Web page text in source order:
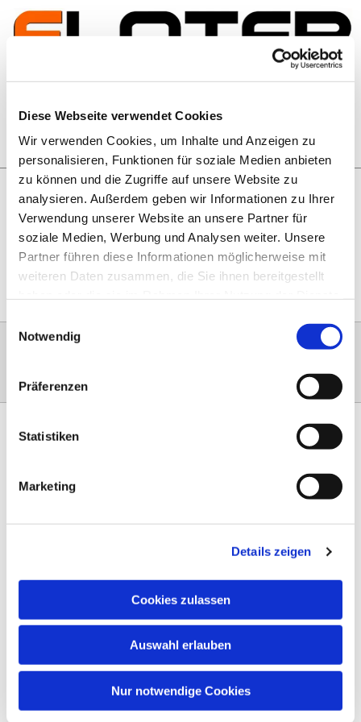
Diese Webseite verwendet Cookies
Wir verwenden Cookies, um Inhalte und Anzeigen zu
personalisieren, Funktionen für soziale Medien anbieten
zu können und die Zugriffe auf unsere Website zu
analysieren. Außerdem geben wir Informationen zu Ihrer
Verwendung unserer Website an unsere Partner für
soziale Medien, Werbung und Analysen weiter. Unsere
Partner führen diese Informationen möglicherweise mit
weiteren Daten zusammen, die Sie ihnen bereitgestellt
Einwilligungsauswahl
Notwendig
Präferenzen
Statistiken
Marketing
Details zeigen
Cookies zulassen
Auswahl erlauben
Nur notwendige Cookies
Zum Inhalt springen
Artikelsuche
Rechtliches
Hier geht es zu unserenAGB , zumWiderrufsrecht, zum
Impressum und zu unseremDatenschutz.
0151 68134038
Datenschutz
AGB
Widerruf